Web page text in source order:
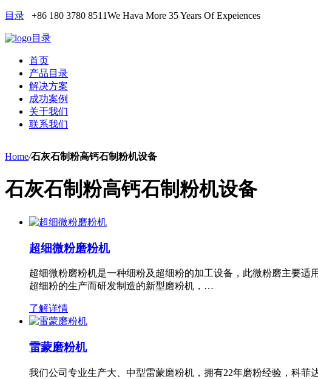
目录 +86 180 3780 8511We Hava More 35 Years Of Expeiences
目录
首页
产品目录
解决方案
成功案例
关于我们
联系我们
Home/石灰石制粉高钙石制粉机设备
石灰石制粉高钙石制粉机设备
超细微粉磨粉机
超细微粉磨粉机是一种细粉及超细粉的加工设备，此微粉磨主要
超细粉的生产而研发制造的新型磨粉机，…
了解详情
雷蒙磨粉机
我们公司专业生产大、中型雷蒙磨粉机，拥有22年磨粉经验，科